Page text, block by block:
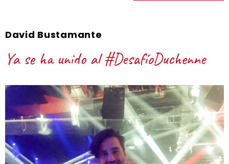
David Bustamante
Ya se ha unido al #DesafíoDuchenne